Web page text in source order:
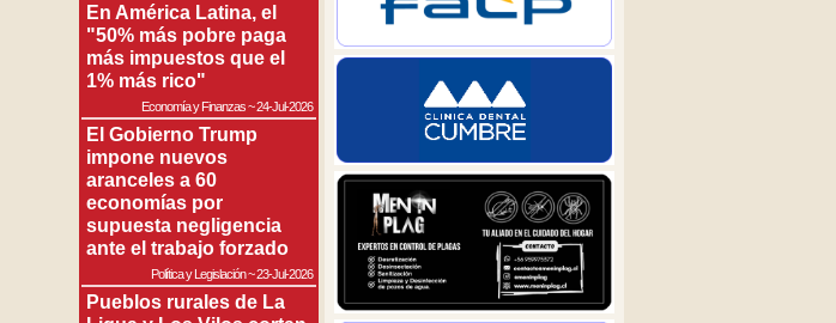
En América Latina, el
"50% más pobre paga
más impuestos que el
1% más rico"
Economía y Finanzas~24-Jul-2026
El Gobierno Trump
impone nuevos
aranceles a 60
economías por
supuesta negligencia
ante el trabajo forzado
Política y Legislación~23-Jul-2026
Pueblos rurales de La